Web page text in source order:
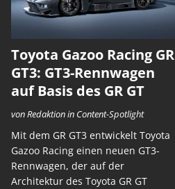
Toyota Gazoo Racing GR
GT3: GT3-Rennwagen
auf Basis des GR GT
von Redaktion in Content-Spotlight
Mit dem GR GT3 entwickelt Toyota
Gazoo Racing einen neuen GT3-
Rennwagen, der auf der
Architektur des Toyota GR GT